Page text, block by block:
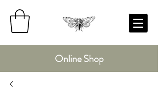
Online Shop